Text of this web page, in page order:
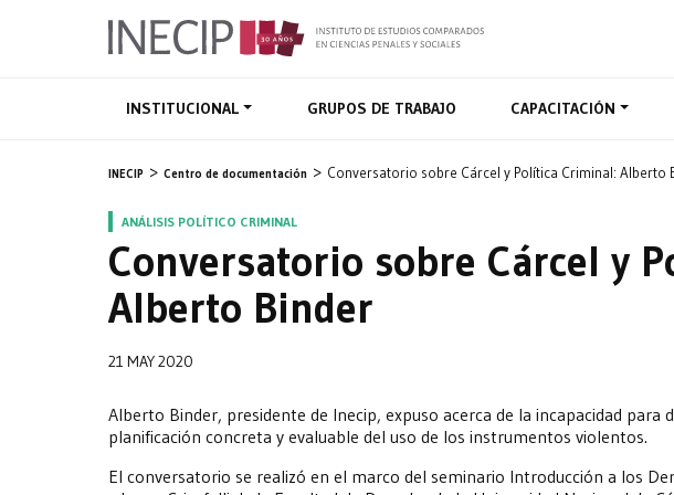
INSTITUCIONAL GRUPOS DE TRABAJO CAPACITACIÓN
INECIP Centro de documentación Conversatorio sobre Cárcel y Política Criminal: Alberto
ANÁLISIS POLÍTICO CRIMINAL
Conversatorio sobre Cárcel y
Alberto Binder
21 MAY 2020
Alberto Binder, presidente de Inecip, expuso acerca de la incapacidad
planificación concreta y evaluable del uso de los instrumentos violentos.
El conversatorio se realizó en el marco del seminario Introducción a los